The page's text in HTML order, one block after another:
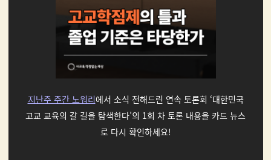
지난주 주간 노워리에서 소식 전해드린 연속 토론회 ‘대한민국
고교 교육의 갈 길을 탐색한다’의 1회 차 토론 내용을 카드 뉴스
로 다시 확인하세요!